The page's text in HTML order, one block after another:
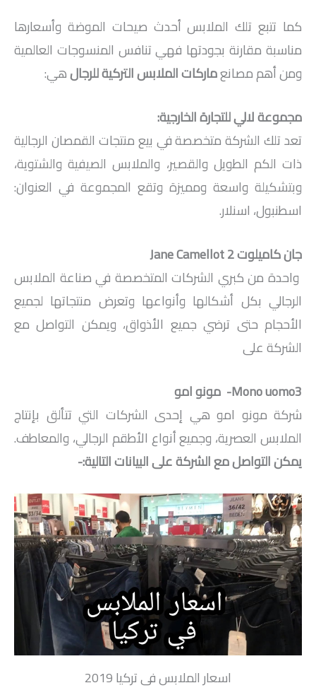
كما تتبع تلك الملابس أحدث صيحات الموضة وأسعارها
مناسبة مقارنة بجودتها فهي تنافس المنسوجات العالمية
ومن أهم مصانعماركات الملابس التركية للرجالهي:
مجموعة لالي للتجارة الخارجية:
تعد تلك الشركة متخصصة في بيع منتجات القمصان الرجالية
ذات الكم الطويل والقصير، والملابس الصيفية والشتوية،
وبتشكيلة واسعة ومميزة وتقع المجموعة في العنوان:
اسطنبول، اسنلار.
جان كاميلوتJane Camellot 2
واحدة من كبري الشركات المتخصصة في صناعة الملابس
الرجالي بكل أشكالها وأنواعها وتعرض منتجاتها لجميع
الأحجام حتى ترضي جميع الأذواق، ويمكن التواصل مع
الشركة على
Mono uomo3- مونو امو
شركة مونو امو هي إحدى الشركات التي تتألق بإنتاج
الملابس العصرية، وجميع أنواع الأطقم الرجالي، والمعاطف.
يمكن التواصل مع الشركة على البيانات التالية:-
اسعار الملابس فى تركيا 2019